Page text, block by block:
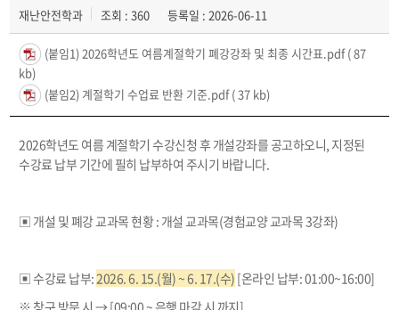
포토갤러리
재난안전학과 조회 : 360 등록일 : 2026-06-11
(붙임1) 2026학년도 여름계절학기 폐강강좌 및 최종 시간표.pdf( 87
kb)
(붙임2) 계절학기 수업료 반환 기준.pdf( 37 kb)
2026학년도 여름 계절학기 수강신청 후 개설강좌를 공고하오니, 지정된
수강료 납부 기간에 필히 납부하여 주시기 바랍니다.
▣ 개설 및 폐강 교과목 현황 : 개설 교과목(경험교양 교과목 3강좌)
▣ 수강료 납부:2026. 6. 15.(월) ~ 6. 17.(수) [온라인 납부: 01:00~16:00]